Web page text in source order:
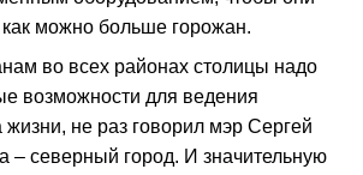
можно больше горожан.
во всех районах столицы надо
возможности для ведения
жизни, не раз говорил мэр Сергей
– северный город. И значительную